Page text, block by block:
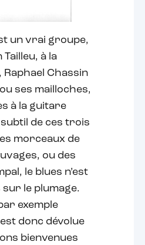
un vrai groupe,
à la
Chassin
ses mailloches,
à la guitare
de ces trois
morceaux de
ou des
le blues n’est
le plumage.
exemple
donc dévolue
bienvenues